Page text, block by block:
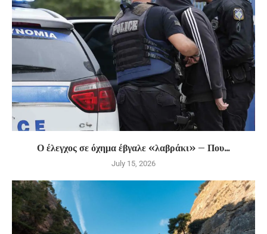
Ο έλεγχος σε όχημα έβγαλε «λαβράκι» – Που...
July 15, 2026